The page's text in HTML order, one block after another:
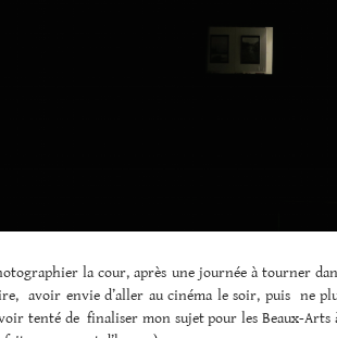
la cour, après une journée à tourner
avoir envie d’aller au cinéma le soir, puis ne
tenté de finaliser mon sujet pour les Beaux-Arts